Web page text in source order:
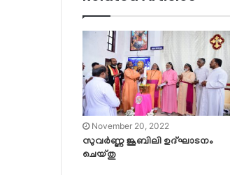
November 20, 2022
സുവർണ്ണ ജൂബിലി ഉദ്ഘാടനം
ചെയ്തു